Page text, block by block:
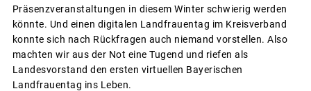
Präsenzveranstaltungen in diesem Winter schwierig werden
könnte. Und einen digitalen Landfrauentag im Kreisverband
konnte sich nach Rückfragen auch niemand vorstellen. Also
machten wir aus der Not eine Tugend und riefen als
Landesvorstand den ersten virtuellen Bayerischen
Landfrauentag ins Leben.